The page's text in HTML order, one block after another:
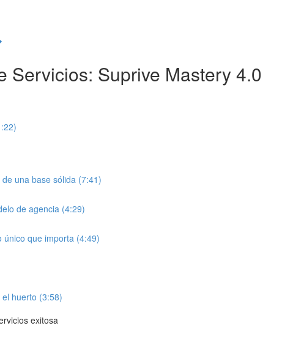
Servicios: Suprive Mastery 4.0
una base sólida (7:41)
de agencia (4:29)
único que importa (4:49)
huerto (3:58)
exitosa